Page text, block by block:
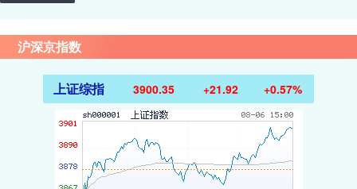
沪深京指数
上证综指 3900.35 +21.92 +0.57%